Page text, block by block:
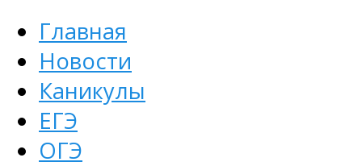
Главная
Новости
Каникулы
ЕГЭ
ОГЭ